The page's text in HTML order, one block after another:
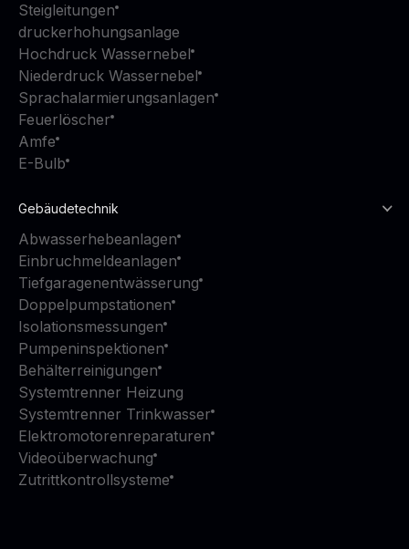
Steigleitungen
druckerhohungsanlage
Hochdruck Wassernebel
Niederdruck Wassernebel
Sprachalarmierungsanlagen
Feuerlöscher
Amfe
E-Bulb
Gebäudetechnik
Abwasserhebeanlagen
Einbruchmeldeanlagen
Tiefgaragenentwässerung
Doppelpumpstationen
Isolationsmessungen
Pumpeninspektionen
Behälterreinigungen
Systemtrenner Heizung
Systemtrenner Trinkwasser
Elektromotorenreparaturen
Videoüberwachung
Zutrittkontrollsysteme